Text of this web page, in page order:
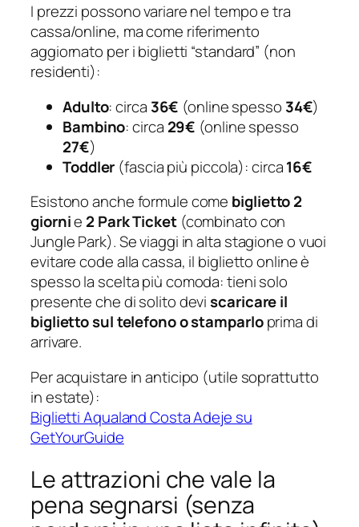
I prezzi possono variare nel tempo e tra
cassa/online, ma come riferimento
aggiornato per i biglietti “standard” (non
residenti):
Adulto: circa 36€ (online spesso 34€)
Bambino: circa 29€ (online spesso
27€)
Toddler (fascia più piccola): circa16€
Esistono anche formule come biglietto 2
giornie 2 Park Ticket(combinato con
Jungle Park). Se viaggi in alta stagione o vuoi
evitare code alla cassa, il biglietto online è
spesso la scelta più comoda: tieni solo
presente che di solito deviscaricare il
biglietto sul telefono o stamparloprima di
arrivare.
Per acquistare in anticipo (utile soprattutto
in estate):
Biglietti Aqualand Costa Adeje su
GetYourGuide
Le attrazioni che vale la
pena segnarsi (senza